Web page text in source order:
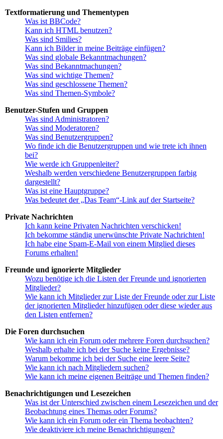
Textformatierung und Thementypen
Was ist BBCode?
Kann ich HTML benutzen?
Was sind Smilies?
Kann ich Bilder in meine Beiträge einfügen?
Was sind globale Bekanntmachungen?
Was sind Bekanntmachungen?
Was sind wichtige Themen?
Was sind geschlossene Themen?
Was sind Themen-Symbole?
Benutzer-Stufen und Gruppen
Was sind Administratoren?
Was sind Moderatoren?
Was sind Benutzergruppen?
Wo finde ich die Benutzergruppen und wie trete ich ihnen
bei?
Wie werde ich Gruppenleiter?
Weshalb werden verschiedene Benutzergruppen farbig
dargestellt?
Was ist eine Hauptgruppe?
Was bedeutet der „Das Team“-Link auf der Startseite?
Private Nachrichten
Ich kann keine Privaten Nachrichten verschicken!
Ich bekomme ständig unerwünschte Private Nachrichten!
Ich habe eine Spam-E-Mail von einem Mitglied dieses
Forums erhalten!
Freunde und ignorierte Mitglieder
Wozu benötige ich die Listen der Freunde und ignorierten
Mitglieder?
Wie kann ich Mitglieder zur Liste der Freunde oder zur Liste
der ignorierten Mitglieder hinzufügen oder diese wieder aus
den Listen entfernen?
Die Foren durchsuchen
Wie kann ich ein Forum oder mehrere Foren durchsuchen?
Weshalb erhalte ich bei der Suche keine Ergebnisse?
Warum bekomme ich bei der Suche eine leere Seite?
Wie kann ich nach Mitgliedern suchen?
Wie kann ich meine eigenen Beiträge und Themen finden?
Benachrichtigungen und Lesezeichen
Was ist der Unterschied zwischen einem Lesezeichen und der
Beobachtung eines Themas oder Forums?
Wie kann ich ein Forum oder ein Thema beobachten?
Wie deaktiviere ich meine Benachrichtigungen?